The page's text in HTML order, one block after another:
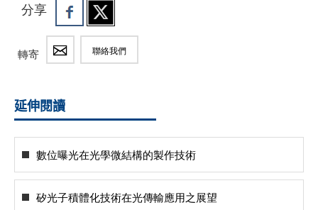
分享
轉寄 聯絡我們
延伸閱讀
數位曝光在光學微結構的製作技術
矽光子積體化技術在光傳輸應用之展望